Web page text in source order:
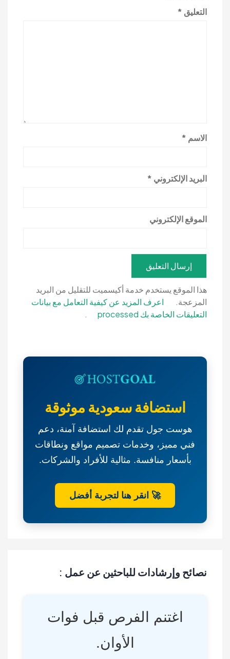
التعليق *
الاسم *
البريد الإلكتروني *
الموقع الإلكتروني
هذا الموقع يستخدم خدمة أكيسميت للتقليل من البريد
المزعجة.
اعرف المزيد عن كيفية التعامل مع بيانات
التعليقات الخاصة بك processed
.
استضافة سعودية موثوقة
هوست جول تقدم لك استضافة آمنة، دعم
فني مميز، وخدمات تصميم مواقع ونطاقات
بأسعار منافسة. مثالية للأفراد والشركات.
🚀 انقر هنا لتجربة أفضل
نصائح وإرشادات للباحثين عن عمل :
اغتنم الفرص قبل فوات
الأوان.